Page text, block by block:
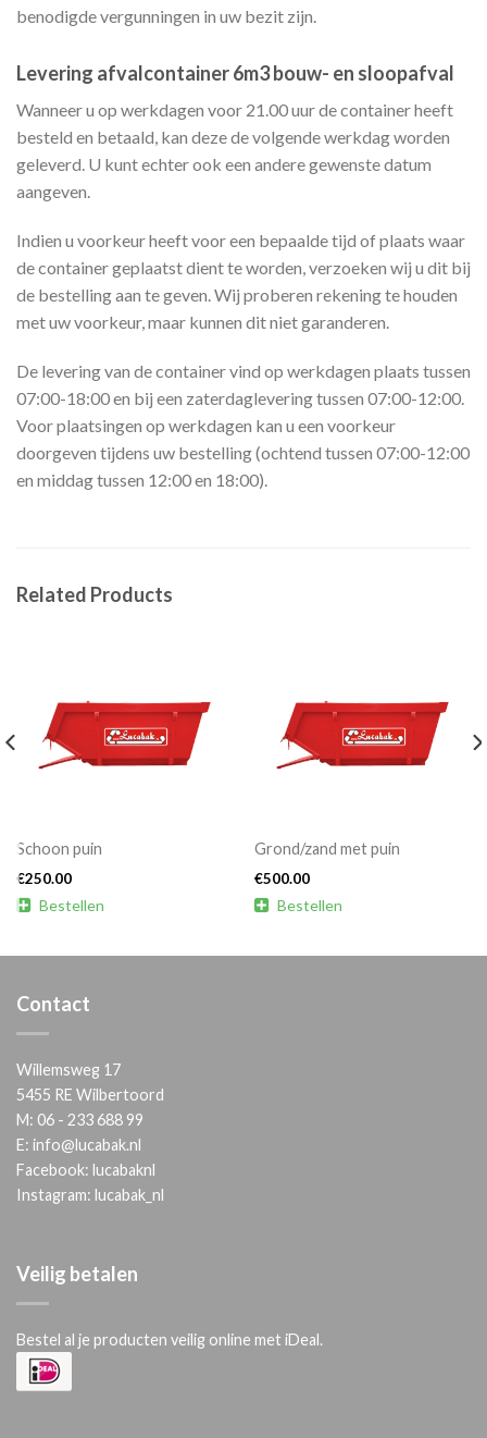
benodigde vergunningen in uw bezit zijn.
Levering afvalcontainer 6m3 bouw- en sloopafval
Wanneer u op werkdagen voor 21.00 uur de container heeft
besteld en betaald, kan deze de volgende werkdag worden
geleverd. U kunt echter ook een andere gewenste datum
aangeven.
Indien u voorkeur heeft voor een bepaalde tijd of plaats waar
de container geplaatst dient te worden, verzoeken wij u dit bij
de bestelling aan te geven. Wij proberen rekening te houden
met uw voorkeur, maar kunnen dit niet garanderen.
De levering van de container vind op werkdagen plaats tussen
07:00-18:00 en bij een zaterdaglevering tussen 07:00-12:00.
Voor plaatsingen op werkdagen kan u een voorkeur
doorgeven tijdens uw bestelling (ochtend tussen 07:00-12:00
en middag tussen 12:00 en 18:00).
Related Products
Schoon puin
€250.00
 Bestellen
Grond/zand met puin
€500.00
 Bestellen
Contact
Willemsweg 17
5455 RE Wilbertoord
M: 06 - 233 688 99
E: info@lucabak.nl
Facebook: lucabaknl
Instagram: lucabak_nl
Veilig betalen
Bestel al je producten veilig online met iDeal.